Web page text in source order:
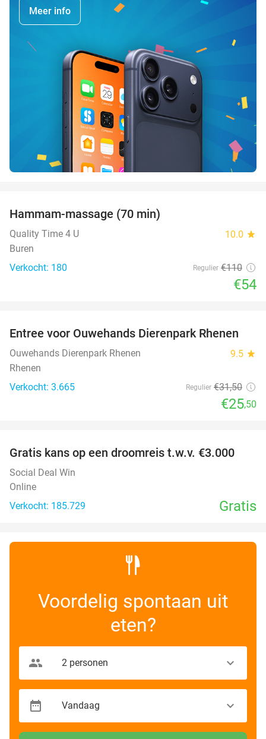
Meer info
OUT
Hammam-massage (70 min)
Quality Time 4 U 10.0 star
Buren
Verkocht: 180
Regulier €110
€54
19%
Entree voor Ouwehands Dierenpark Rhenen
Ouwehands Dierenpark Rhenen 9.5 star
Rhenen
Verkocht: 3.665
Regulier €31,50
€25,50
Gratis kans op een droomreis t.w.v. €3.000
Social Deal Win
Online
Verkocht: 185.729
Gratis
Voordelig spontaan uit
eten?